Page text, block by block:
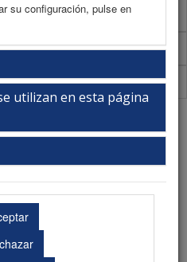
su configuración, pulse en
utilizan en esta página